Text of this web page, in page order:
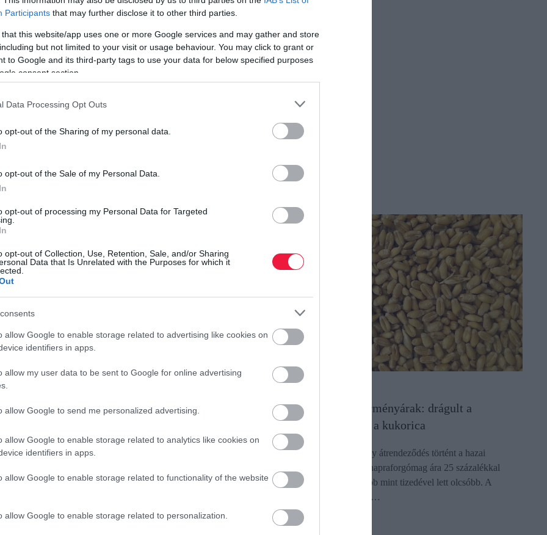
Participants that may further disclose it to other third parties.
that this website/app uses one or more Google services and may gather and store
but not limited to your visit or usage behaviour. You may click to grant or
to Google and its third-party tags to use your data for below specified purposes
consent section.
Data Processing Opt Outs
opt-out of the Sharing of my personal data.
opt-out of the Sale of my Personal Data.
opt-out of processing my Personal Data for Targeted
opt-out of Collection, Use, Retention, Sale, and/or Sharing
Data that Is Unrelated with the Purposes for which it
allow Google to enable storage related to advertising like cookies on
identifiers in apps.
allow my user data to be sent to Google for online advertising
allow Google to send me personalized advertising.
allow Google to enable storage related to analytics like cookies on
identifiers in apps.
allow Google to enable storage related to functionality of the website
allow Google to enable storage related to personalization.
Terményárak: ennyibe kerül most a búza és a
Egy év alatt 10 százalékkal csökkent a búza termelői ára, a
Hullámvasúton a terményárak: drágult a
napraforgó, olcsóbb a kukorica
Szeptember végére komoly átrendeződés történt a hazai
agrárpiacon: miközben a napraforgómag ára 25 százalékkal
ugrott meg, a szójabab több mint tizedével lett olcsóbb. A
kukorica és a búza piacán…